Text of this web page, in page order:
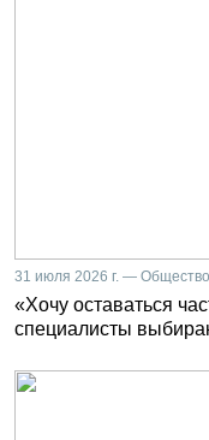
31 июля 2026 г. — Общество
«Хочу оставаться
специалисты